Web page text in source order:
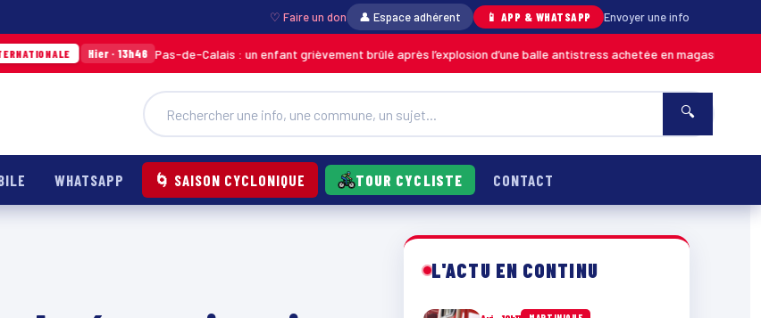
♡ Faire un don 👤 Espace adhérent 📱 APP & WHATSAPP Envoyer une info
Hier · 13h46 Pas-de-Calais : un enfant grièvement brûlé après l’explosion d’une balle antistress achetée en magasin MARTINIQUE
🔍
WHATSAPP 🌀 SAISON CYCLONIQUE TOUR CYCLISTE CONTACT
L'ACTU EN CONTINU